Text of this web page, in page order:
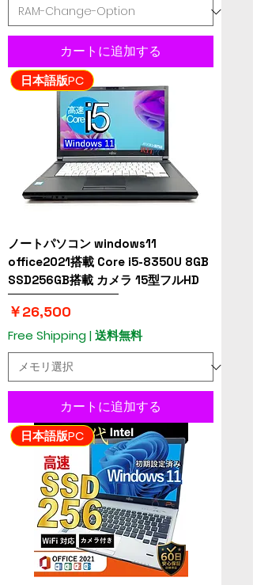
カートに追加する
日本語版PC
ノートパソコン windows11
office2021搭載 Core i5-8350U 8GB
SSD256GB搭載 カメラ 15型フルHD
価格
￥26,500
Free Shipping | 送料無料
カートに追加する
日本語版PC